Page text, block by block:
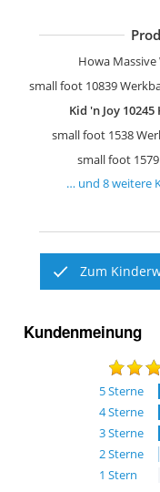
Howa
small foot 1538
small foot
… und 8weitere
Zum
Kundenmeinung
5Sterne
4Sterne
3Sterne
2Sterne
1 Stern